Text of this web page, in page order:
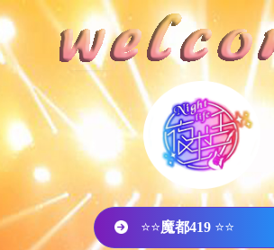
⭐⭐魔都419 ⭐⭐